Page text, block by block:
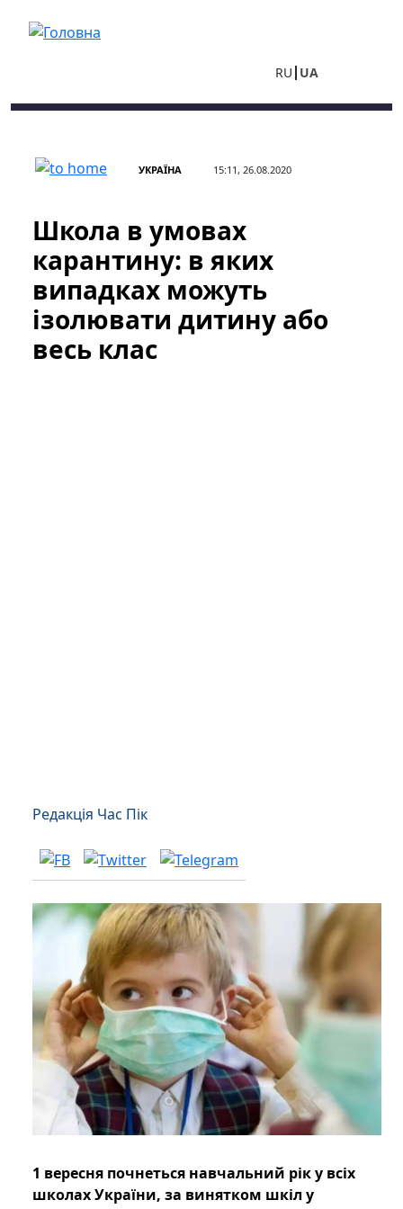
RU UA
УКРАЇНА 15:11, 26.08.2020
Школа в умовах
карантину: в яких
випадках можуть
ізолювати дитину або
весь клас
Редакція Час Пік
1 вересня почнеться навчальний рік у всіх
школах України, за винятком шкіл у